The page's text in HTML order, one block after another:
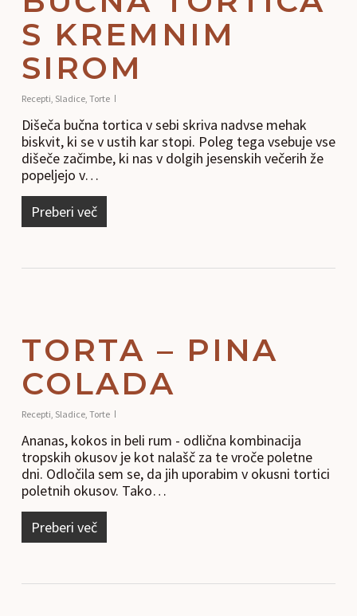
S KREMNIM
SIROM
Recepti, Sladice, Torte
Dišeča bučna tortica v sebi skriva nadvse mehak
biskvit, ki se v ustih kar stopi. Poleg tega vsebuje vse
dišeče začimbe, ki nas v dolgih jesenskih večerih že
popeljejo v…
Preberi več
TORTA – PINA
COLADA
Recepti, Sladice, Torte
Ananas, kokos in beli rum - odlična kombinacija
tropskih okusov je kot nalašč za te vroče poletne
dni. Odločila sem se, da jih uporabim v okusni tortici
poletnih okusov. Tako…
Preberi več